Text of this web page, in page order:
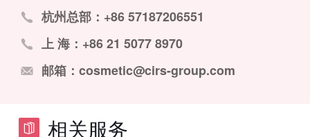
杭州总部：+86 57187206551
上 海：+86 21 5077 8970
邮箱：cosmetic@cirs-group.com
相关服务